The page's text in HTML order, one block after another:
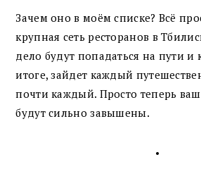
Зачем оно в моём списке? Всё
крупная сеть ресторанов в
дело будут попадаться на пути и
итоге, зайдет каждый
почти каждый. Просто теперь
будут сильно завышены.
•